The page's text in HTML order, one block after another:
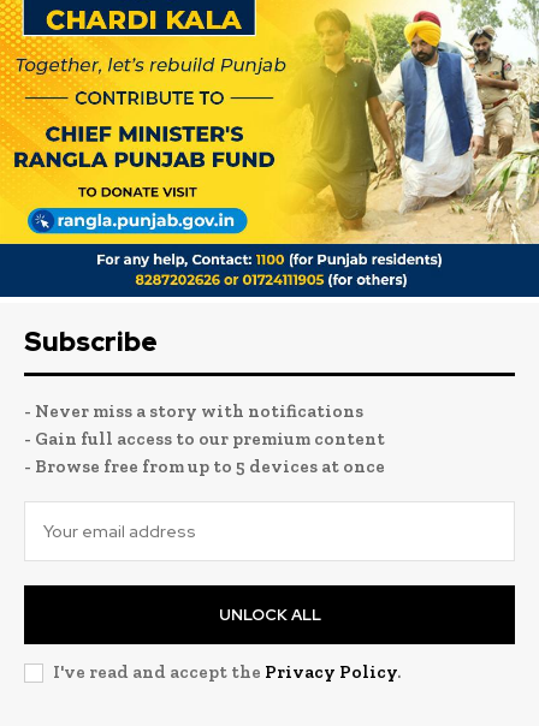
Subscribe
- Never miss a story with notifications
- Gain full access to our premium content
- Browse free from up to 5 devices at once
UNLOCK ALL
I've read and accept the Privacy Policy.